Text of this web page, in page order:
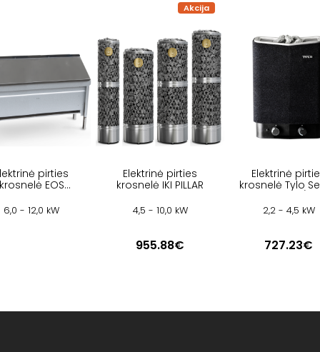
pirties
EOS
6,0 - 12,0 kW
Akcija
Elektrinė pirties
krosnelė IKI PILLAR
4,5 - 10,0 kW
955.88€
Elektrinė
krosnelė Tylo
2,2 - 4,5 kW
727.23€